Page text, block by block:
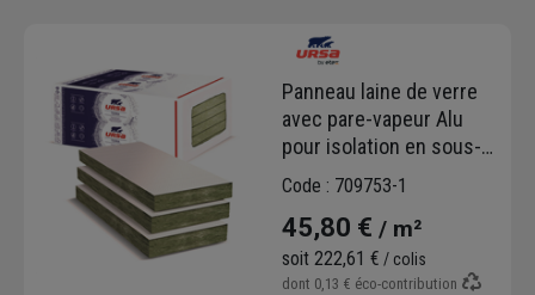
Panneau laine de verre
avec pare-vapeur Alu
pour isolation en sous-
face de plancher -
m².K/W - 1,35 M x 0,60 M
- ép. 96 MM
Code : 709753-1
45,80 € / m²
soit 222,61 € / colis
dont 0,13 € éco-contribution